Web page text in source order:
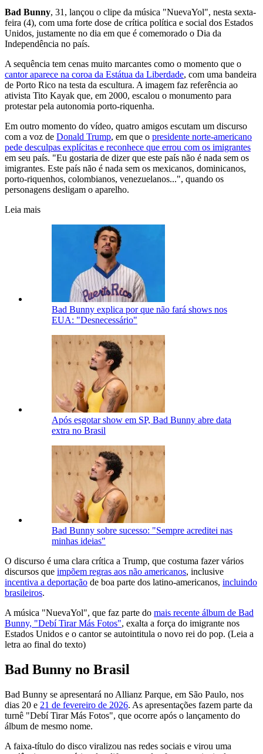
Bad Bunny, 31, lançou o clipe da música "NuevaYol", nesta sexta-
feira (4), com uma forte dose de crítica política e social dos Estados
Unidos, justamente no dia em que é comemorado o Dia da
Independência no país.
A sequência tem cenas muito marcantes como o momento que o
cantor aparece na coroa da Estátua da Liberdade, com uma bandeira
de Porto Rico na testa da escultura. A imagem faz referência ao
ativista Tito Kayak que, em 2000, escalou o monumento para
protestar pela autonomia porto-riquenha.
Em outro momento do vídeo, quatro amigos escutam um discurso
com a voz de Donald Trump, em que o presidente norte-americano
pede desculpas explícitas e reconhece que errou com os imigrantes
em seu país. "Eu gostaria de dizer que este país não é nada sem os
imigrantes. Este país não é nada sem os mexicanos, dominicanos,
porto-riquenhos, colombianos, venezuelanos...", quando os
personagens desligam o aparelho.
Leia mais
Bad Bunny explica por que não fará shows nos
EUA: "Desnecessário"
Após esgotar show em SP, Bad Bunny abre data
extra no Brasil
Bad Bunny sobre sucesso: "Sempre acreditei nas
minhas ideias"
O discurso é uma clara crítica a Trump, que costuma fazer vários
discursos que impõem regras aos não americanos, inclusive
incentiva a deportação de boa parte dos latino-americanos, incluindo
brasileiros.
A música "NuevaYol", que faz parte do mais recente álbum de Bad
Bunny, "Debí Tirar Más Fotos", exalta a força do imigrante nos
Estados Unidos e o cantor se autointitula o novo rei do pop. (Leia a
letra ao final do texto)
Bad Bunny no Brasil
Bad Bunny se apresentará no Allianz Parque, em São Paulo, nos
dias 20 e 21 de fevereiro de 2026. As apresentações fazem parte da
turnê "Debí Tirar Más Fotos", que ocorre após o lançamento do
álbum de mesmo nome.
A faixa-título do disco viralizou nas redes sociais e virou uma